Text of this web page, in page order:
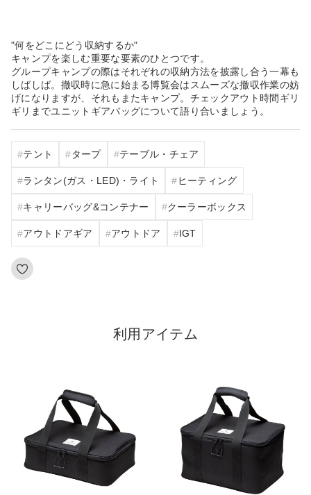
"何をどこにどう収納するか"
キャンプを楽しむ重要な要素のひとつです。
グループキャンプの際はそれぞれの収納方法を披露し合う一幕も
しばしば。撤収時に急に始まる博覧会はスムーズな撤収作業の妨
げになりますが、それもまたキャンプ。チェックアウト時間ギリ
ギリまでユニットギアバッグについて語り合いましょう。
テント タープ テーブル・チェア
ランタン(ガス・LED)・ライト ヒーティング
キャリーバッグ&コンテナー クーラーボックス
アウトドアギア アウトドア IGT
利用アイテム